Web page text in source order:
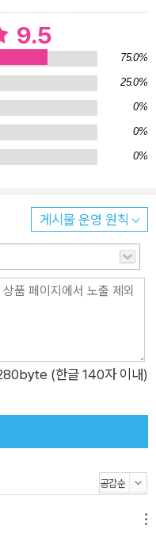
에서
한 가이드, 일부 책 내용의
공지)를 추가로 제공할 예
(유니티), IoT 등 많은 분
나 많이 아는지보다 얼마나
개로 동작 원리를 이해하
반복하여 실습하면서 기본
래밍 언어로, 1.0 버전부
지만 개발자에게 도움이
트되고 있다. C#이 처음
csharp-master
9.5
75.0%
25.0%
0%
0%
0%
게시물 운영 원칙
(한글 140자 이내)